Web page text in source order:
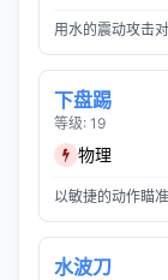
用水的震动攻击
下盘踢
等级: 19
物理
以敏捷的动作瞄
水波刀